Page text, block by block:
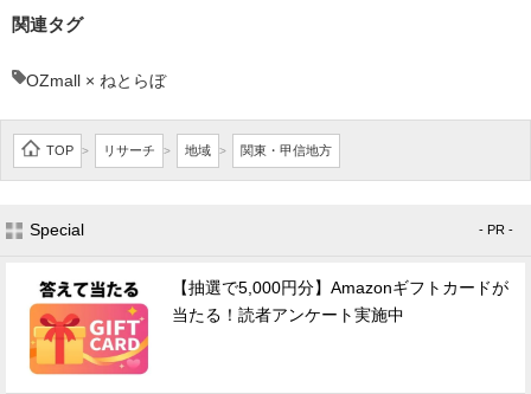
関連タグ
OZmall × ねとらぼ
TOP > リサーチ > 地域 > 関東・甲信地方
Special - PR -
【抽選で5,000円分】Amazonギフトカードが
当たる！読者アンケート実施中